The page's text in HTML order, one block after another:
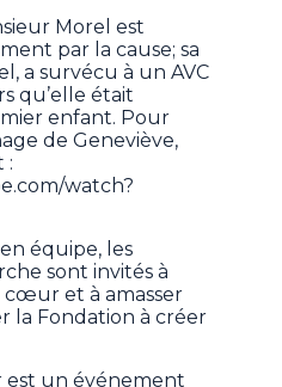
Morel est
par la cause; sa
a survécu à un AVC
qu’elle était
enfant. Pour
de Geneviève,
:
watch?
équipe, les
sont invités à
et à amasser
la Fondation à créer
un événement